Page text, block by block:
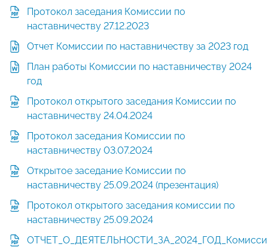
Протокол заседания Комиссии по
наставничеству 27.12.2023
Отчет Комиссии по наставничеству за 2023 год
План работы Комиссии по наставничеству 2024
год
Протокол открытого заседания Комиссии по
наставничеству 24.04.2024
Протокол заседания Комиссии по
наставничеству 03.07.2024
Открытое заседание Комиссии по
наставничеству 25.09.2024 (презентация)
Протокол открытого заседания комиссии по
наставничеству 25.09.2024